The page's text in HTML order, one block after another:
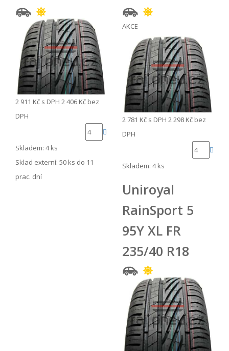
2 911 Kč s DPH 2 406 Kč bez
DPH
Skladem: 4 ks
Sklad externí: 50 ks do 11
prac. dní
AKCE
2 781 Kč s DPH 2 298 Kč bez
DPH
Skladem: 4 ks
Uniroyal
RainSport 5
95Y XL FR
235/40 R18